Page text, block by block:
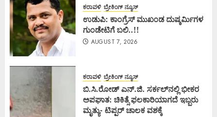
ಕರಾವಳಿ ಬ್ರೇಕಿಂಗ್ ನ್ಯೂಸ್
ಉಡುಪಿ: ಕಾಂಗ್ರೆಸ್ ಮುಖಂಡ ದುಷ್ಕರ್ಮಿಗಳ
ಗುಂಡೇಟಿಗೆ ಬಲಿ..!!
AUGUST 7, 2026
ಕರಾವಳಿ ಬ್ರೇಕಿಂಗ್ ನ್ಯೂಸ್
ಬಿ.ಸಿ.ರೋಡ್ ಎನ್.ಜಿ. ಸರ್ಕಲ್‌ನಲ್ಲಿ ಭೀಕರ
ಅಪಘಾತ: ಚಿಕಿತ್ಸೆ ಫಲಕಾರಿಯಾಗದೆ ಇಬ್ಬರು
ಮೃತ್ಯು- ಟಿಪ್ಪರ್ ಚಾಲಕ ವಶಕ್ಕೆ